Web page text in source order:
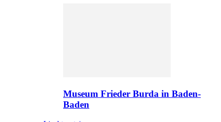
Museum Frieder Burda in Baden-
Baden